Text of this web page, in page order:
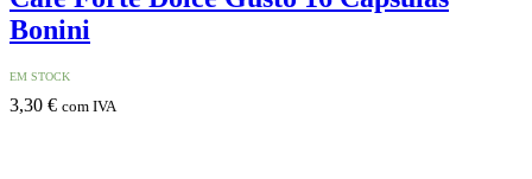
Bonini
EM STOCK
3,30 € com IVA